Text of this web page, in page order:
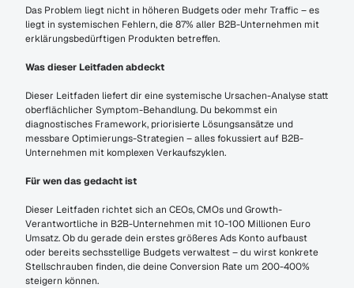
Das Problem liegt nicht in höheren Budgets oder mehr Traffic – es
liegt in systemischen Fehlern, die 87% aller B2B-Unternehmen mit
erklärungsbedürftigen Produkten betreffen.
Was dieser Leitfaden abdeckt
Dieser Leitfaden liefert dir eine systemische Ursachen-Analyse statt
oberflächlicher Symptom-Behandlung. Du bekommst ein
diagnostisches Framework, priorisierte Lösungsansätze und
messbare Optimierungs-Strategien – alles fokussiert auf B2B-
Unternehmen mit komplexen Verkaufszyklen.
Für wen das gedacht ist
Dieser Leitfaden richtet sich an CEOs, CMOs und Growth-
Verantwortliche in B2B-Unternehmen mit 10-100 Millionen Euro
Umsatz. Ob du gerade dein erstes größeres Ads Konto aufbaust
oder bereits sechsstellige Budgets verwaltest – du wirst konkrete
Stellschrauben finden, die deine Conversion Rate um 200-400%
steigern können.